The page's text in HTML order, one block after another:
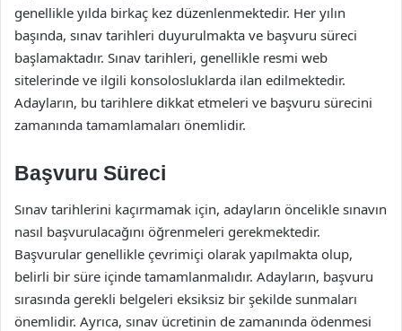
genellikle yılda birkaç kez düzenlenmektedir. Her yılın
başında, sınav tarihleri duyurulmakta ve başvuru süreci
başlamaktadır. Sınav tarihleri, genellikle resmi web
sitelerinde ve ilgili konsolosluklarda ilan edilmektedir.
Adayların, bu tarihlere dikkat etmeleri ve başvuru sürecini
zamanında tamamlamaları önemlidir.
Başvuru Süreci
Sınav tarihlerini kaçırmamak için, adayların öncelikle sınavın
nasıl başvurulacağını öğrenmeleri gerekmektedir.
Başvurular genellikle çevrimiçi olarak yapılmakta olup,
belirli bir süre içinde tamamlanmalıdır. Adayların, başvuru
sırasında gerekli belgeleri eksiksiz bir şekilde sunmaları
önemlidir. Ayrıca, sınav ücretinin de zamanında ödenmesi